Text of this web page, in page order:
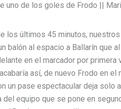
uno de los goles de Frodo ||
los últimos 45 minutos,
balón al espacio a Ballarín
en el marcador por primera
así, de nuevo Frodo en
un pase espectacular deja solo
del equipo que se pone en